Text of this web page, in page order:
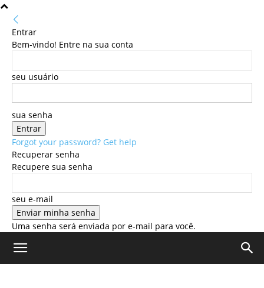
Entrar
Bem-vindo! Entre na sua conta
seu usuário
sua senha
Forgot your password? Get help
Recuperar senha
Recupere sua senha
seu e-mail
Uma senha será enviada por e-mail para você.